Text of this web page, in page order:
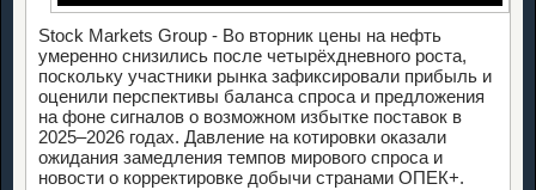
Stock Markets Group - Во вторник цены на нефть
умеренно снизились после четырёхдневного роста,
поскольку участники рынка зафиксировали прибыль и
оценили перспективы баланса спроса и предложения
на фоне сигналов о возможном избытке поставок в
2025–2026 годах. Давление на котировки оказали
ожидания замедления темпов мирового спроса и
новости о корректировке добычи странами ОПЕК+.